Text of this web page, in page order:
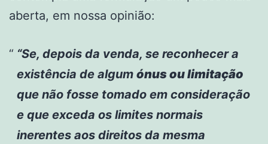
aberta, em nossa opinião:
“Se, depois da venda, se reconhecer a
existência de algum ónus ou limitação
que não fosse tomado em consideração
e que exceda os limites normais
inerentes aos direitos da mesma